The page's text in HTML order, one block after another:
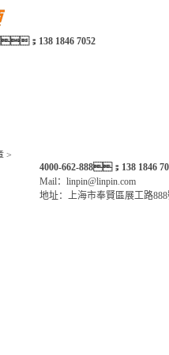
；138 1846 7052
>
4000-662-888；138 1846
Mail：linpin@linpin.com
地址：上海市奉賢區展工路